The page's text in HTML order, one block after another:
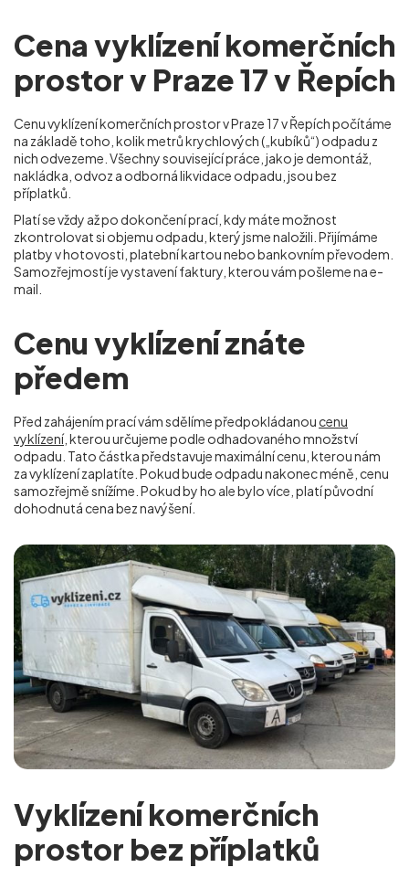
Cena vyklízení komerčních
prostor v Praze 17 v Řepích
Cenu vyklízení komerčních prostor v Praze 17 v Řepích počítáme
na základě toho, kolik metrů krychlových („kubíků“) odpadu z
nich odvezeme. Všechny související práce, jako je demontáž,
nakládka, odvoz a odborná likvidace odpadu, jsou bez
příplatků.
Platí se vždy až po dokončení prací, kdy máte možnost
zkontrolovat si objemu odpadu, který jsme naložili. Přijímáme
platby v hotovosti, platební kartou nebo bankovním převodem.
Samozřejmostí je vystavení faktury, kterou vám pošleme na e-
mail.
Cenu vyklízení znáte
předem
Před zahájením prací vám sdělíme předpokládanou cenu
vyklízení, kterou určujeme podle odhadovaného množství
odpadu. Tato částka představuje maximální cenu, kterou nám
za vyklízení zaplatíte. Pokud bude odpadu nakonec méně, cenu
samozřejmě snížíme. Pokud by ho ale bylo více, platí původní
dohodnutá cena bez navýšení.
Vyklízení komerčních
prostor bez příplatků